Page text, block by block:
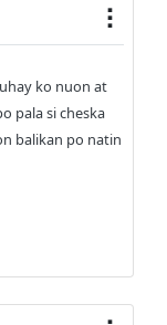
ko nuon at
pala si cheska
balikan po natin